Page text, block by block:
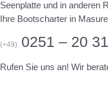
Seenplatte und in anderen
Ihre Bootscharter in
(+49) 0251 – 20
Rufen Sie uns an! Wir